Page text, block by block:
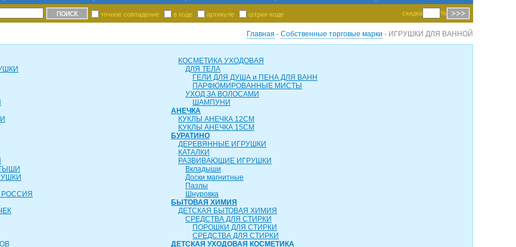
точное совпадение в коде артикуле штрих-коде скидка %
Главная - Собственные торговые марки - ИГРУШКИ ДЛЯ ВАННОЙ
КОСМЕТИКА УХОДОВАЯ
ДЛЯ ТЕЛА
ГЕЛИ ДЛЯ ДУША и ПЕНА ДЛЯ ВАНН
ПАРФЮМИРОВАННЫЕ МИСТЫ
УХОД ЗА ВОЛОСАМИ
ШАМПУНИ
АНЕЧКА
КУКЛЫ АНЕЧКА 12СМ
КУКЛЫ АНЕЧКА 15СМ
БУРАТИНО
ДЕРЕВЯННЫЕ ИГРУШКИ
КАТАЛКИ
РАЗВИВАЮЩИЕ ИГРУШКИ
Вкладыши
Доски магнитные
Пазлы
Шнуровка
БЫТОВАЯ ХИМИЯ
ДЕТСКАЯ БЫТОВАЯ ХИМИЯ
СРЕДСТВА ДЛЯ СТИРКИ
ПОРОШКИ ДЛЯ СТИРКИ
СРЕДСТВА ДЛЯ СТИРКИ
ДЕТСКАЯ УХОДОВАЯ КОСМЕТИКА